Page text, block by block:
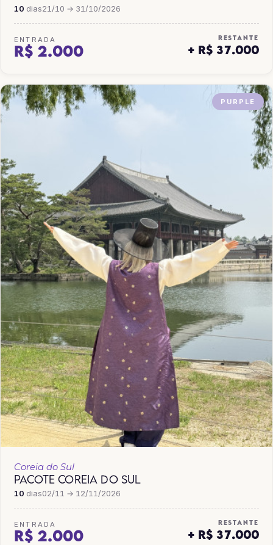
10 dias21/10 → 31/10/2026
ENTRADA
R$ 2.000
RESTANTE
+ R$ 37.000
PURPLE
Coreia do Sul
PACOTE COREIA DO SUL
10 dias02/11 → 12/11/2026
ENTRADA
R$ 2.000
RESTANTE
+ R$ 37.000